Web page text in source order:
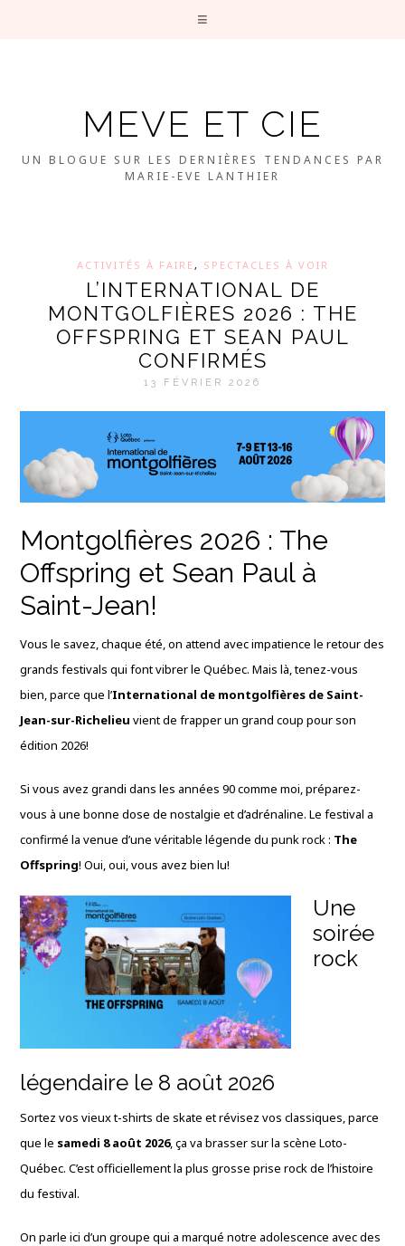
MEVE ET CIE
UN BLOGUE SUR LES DERNIÈRES TENDANCES PAR
MARIE-EVE LANTHIER
ACTIVITÉS À FAIRE, SPECTACLES À VOIR
L’INTERNATIONAL DE
MONTGOLFIÈRES 2026 : THE
OFFSPRING ET SEAN PAUL
CONFIRMÉS
13 FÉVRIER 2026
Montgolfières 2026 : The
Offspring et Sean Paul à
Saint-Jean!
Vous le savez, chaque été, on attend avec impatience le retour des
grands festivals qui font vibrer le Québec. Mais là, tenez-vous
bien, parce que l’International de montgolfières de Saint-
Jean-sur-Richelieu vient de frapper un grand coup pour son
édition 2026!
Si vous avez grandi dans les années 90 comme moi, préparez-
vous à une bonne dose de nostalgie et d’adrénaline. Le festival a
confirmé la venue d’une véritable légende du punk rock : The
Offspring! Oui, oui, vous avez bien lu!
Une
soirée
rock
légendaire le 8 août 2026
Sortez vos vieux t-shirts de skate et révisez vos classiques, parce
que le samedi 8 août 2026, ça va brasser sur la scène Loto-
Québec. C’est officiellement la plus grosse prise rock de l’histoire
du festival.
On parle ici d’un groupe qui a marqué notre adolescence avec des